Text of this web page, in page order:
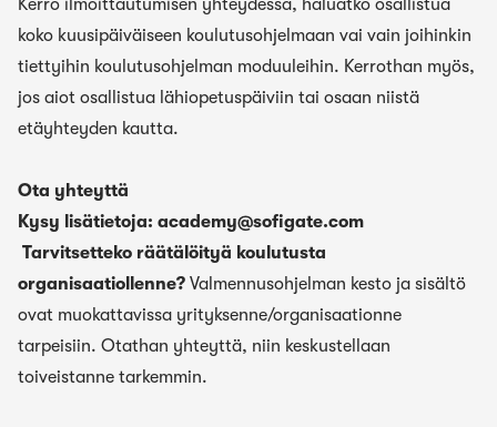
Kerro ilmoittautumisen yhteydessä, haluatko osallistua
koko kuusipäiväiseen koulutusohjelmaan vai vain joihinkin
tiettyihin koulutusohjelman moduuleihin. Kerrothan myös,
jos aiot osallistua lähiopetuspäiviin tai osaan niistä
etäyhteyden kautta.
Ota yhteyttä
Kysy lisätietoja: academy@sofigate.com
Tarvitsetteko räätälöityä koulutusta
organisaatiollenne? Valmennusohjelman kesto ja sisältö
ovat muokattavissa yrityksenne/organisaationne
tarpeisiin. Otathan yhteyttä, niin keskustellaan
toiveistanne tarkemmin.